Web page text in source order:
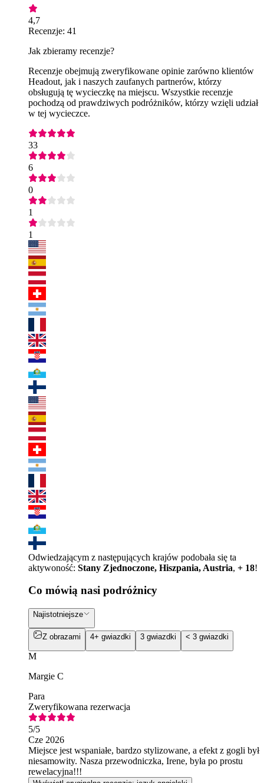
4,7
Recenzje: 41
Jak zbieramy recenzje?
Recenzje obejmują zweryfikowane opinie zarówno klientów
Headout, jak i naszych zaufanych partnerów, którzy
obsługują tę wycieczkę na miejscu. Wszystkie recenzje
pochodzą od prawdziwych podróżników, którzy wzięli udział
w tej wycieczce.
33
6
0
1
1
Odwiedzającym z następujących krajów podobała się ta
aktywoność: Stany Zjednoczone, Hiszpania, Austria, + 18!
Co mówią nasi podróżnicy
Najistotniejsze
Z obrazami 4+ gwiazdki 3 gwiazdki < 3 gwiazdki
M
Margie C
Para
Zweryfikowana rezerwacja
5/5
Cze 2026
Miejsce jest wspaniałe, bardzo stylizowane, a efekt z gogli był
niesamowity. Nasza przewodniczka, Irene, była po prostu
rewelacyjna!!!